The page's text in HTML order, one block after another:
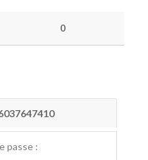
0
passe :